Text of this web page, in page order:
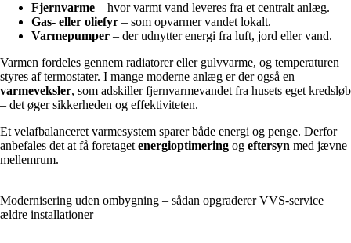
Fjernvarme – hvor varmt vand leveres fra et centralt anlæg.
Gas- eller oliefyr – som opvarmer vandet lokalt.
Varmepumper – der udnytter energi fra luft, jord eller vand.
Varmen fordeles gennem radiatorer eller gulvvarme, og temperaturen
styres af termostater. I mange moderne anlæg er der også en
varmeveksler, som adskiller fjernvarmevandet fra husets eget kredsløb
– det øger sikkerheden og effektiviteten.
Et velafbalanceret varmesystem sparer både energi og penge. Derfor
anbefales det at få foretaget energioptimering og eftersyn med jævne
mellemrum.
Modernisering uden ombygning – sådan opgraderer VVS-service
ældre installationer